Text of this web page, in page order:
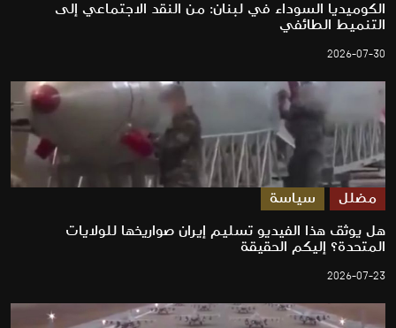
الكوميديا السوداء في لبنان: من النقد الاجتماعي إلى
التنميط الطائفي
2026-07-30
مضلل سياسة
هل يوثق هذا الفيديو تسليم إيران صواريخها للولايات
المتحدة؟ إليكم الحقيقة
2026-07-23